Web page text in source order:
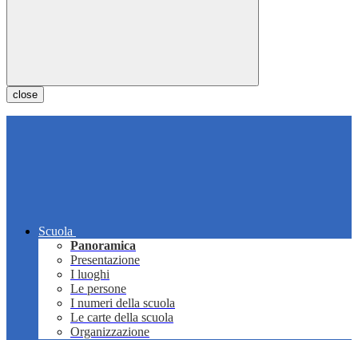
close
Scuola
Panoramica
Presentazione
I luoghi
Le persone
I numeri della scuola
Le carte della scuola
Organizzazione